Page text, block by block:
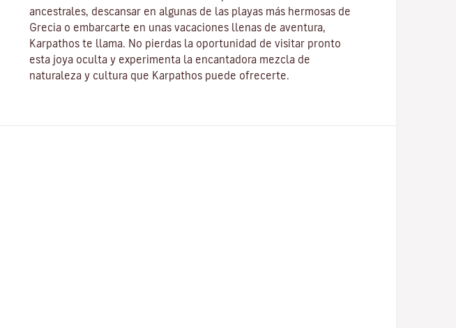
ancestrales, descansar en algunas de las playas más hermosas de
Grecia o embarcarte en unas vacaciones llenas de aventura,
Karpathos te llama. No pierdas la oportunidad de visitar pronto
esta joya oculta y experimenta la encantadora mezcla de
naturaleza y cultura que Karpathos puede ofrecerte.